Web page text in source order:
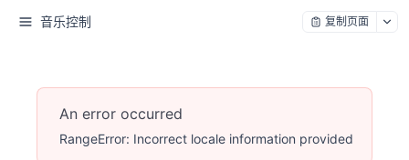
音乐控制 复制页面
An error occurred
RangeError: Incorrect locale information provided